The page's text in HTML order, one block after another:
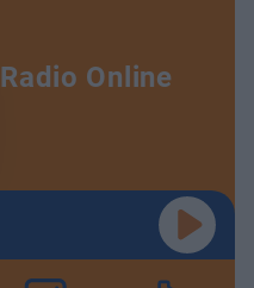
Radio Online